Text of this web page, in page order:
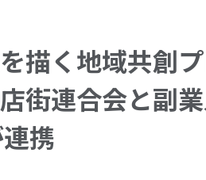
描く地域共創
街連合会と副
携